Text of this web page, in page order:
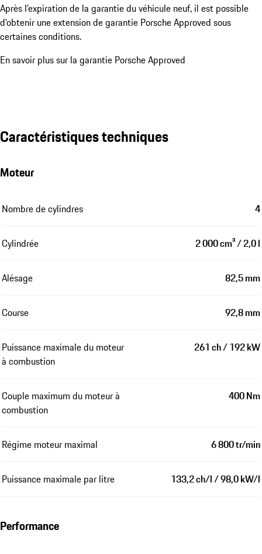
Après l'expiration de la garantie du véhicule neuf, il est possible
d'obtenir une extension de garantie Porsche Approved sous
certaines conditions.
En savoir plus sur la garantie Porsche Approved
Caractéristiques techniques
Moteur
Nombre de cylindres 4
Cylindrée 2 000 cm³ / 2,0 l
Alésage 82,5 mm
Course 92,8 mm
Puissance maximale du moteur
à combustion
261 ch / 192 kW
Couple maximum du moteur à
combustion
400 Nm
Régime moteur maximal 6 800 tr/min
Puissance maximale par litre 133,2 ch/l / 98,0 kW/l
Performance